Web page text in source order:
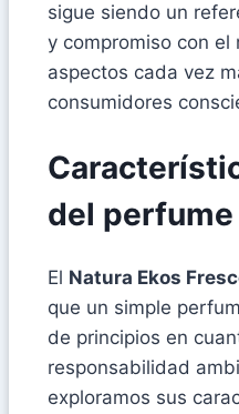
sigue siendo un
y compromiso con el
aspectos cada vez
consumidores
del perfume
El Natura Ekos
que un simple
de principios en
responsabilidad
exploramos sus